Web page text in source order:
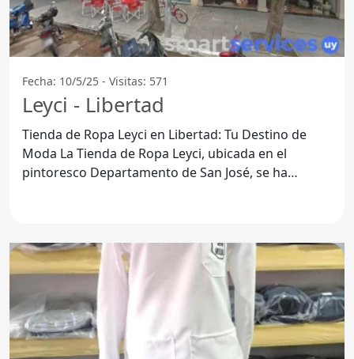
Fecha: 10/5/25 - Visitas: 571
Leyci - Libertad
Tienda de Ropa Leyci en Libertad: Tu Destino de
Moda La Tienda de Ropa Leyci, ubicada en el
pintoresco Departamento de San José, se ha